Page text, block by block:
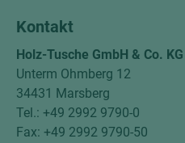
Kontakt
Holz-Tusche GmbH & Co. KG
Unterm Ohmberg 12
34431 Marsberg
Tel.: +49 2992 9790-0
Fax: +49 2992 9790-50